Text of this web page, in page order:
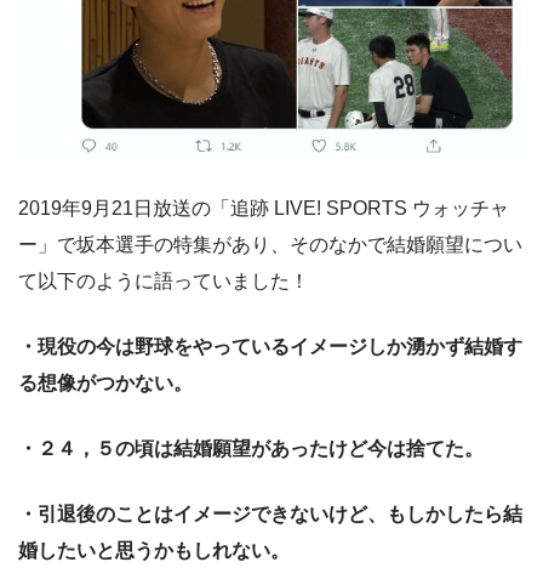
2019年9月21日放送の「追跡 LIVE! SPORTS ウォッチャ
ー」で坂本選手の特集があり、そのなかで結婚願望につい
て以下のように語っていました！
・現役の今は野球をやっているイメージしか湧かず結婚す
る想像がつかない。
・２４，５の頃は結婚願望があったけど今は捨てた。
・引退後のことはイメージできないけど、もしかしたら結
婚したいと思うかもしれない。